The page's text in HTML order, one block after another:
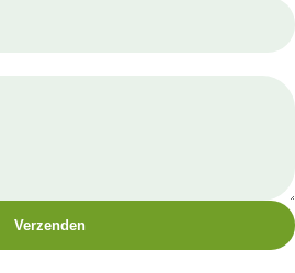
Verzenden